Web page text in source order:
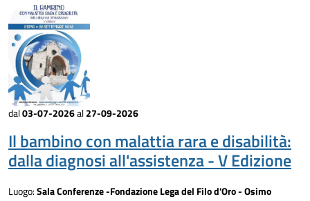
dal03-07-2026al27-09-2026
Il bambino con malattia rara e disabilità:
dalla diagnosi all'assistenza - V Edizione
Luogo:Sala Conferenze -Fondazione Lega del Filo d'Oro - Osimo